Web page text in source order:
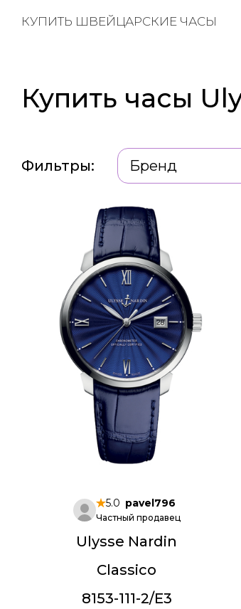
КУПИТЬ ШВЕЙЦАРСКИЕ ЧАСЫ
Купить часы
Фильтры: Бренд
5.0 pavel796
Частный продавец
Ulysse Nardin
Classico
8153-111-2/E3